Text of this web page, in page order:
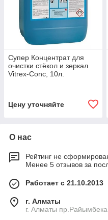
Супер Концентрат для
очистки стёкол и зеркал
Vitrex-Conc, 10л.
Цену уточняйте
О нас
Рейтинг не
Менее 5 отзывов за
Работает с 21.10.2013
г. Алматы
г. Алматы